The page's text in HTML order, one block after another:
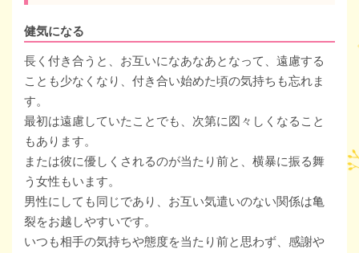
健気になる
長く付き合うと、お互いになあなあとなって、遠慮する
ことも少なくなり、付き合い始めた頃の気持ちも忘れま
す。
最初は遠慮していたことでも、次第に図々しくなること
もあります。
または彼に優しくされるのが当たり前と、横暴に振る舞
う女性もいます。
男性にしても同じであり、お互い気遣いのない関係は亀
裂をお越しやすいです。
いつも相手の気持ちや態度を当たり前と思わず、感謝や